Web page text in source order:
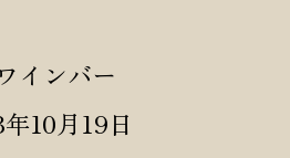
インバー
10月19日